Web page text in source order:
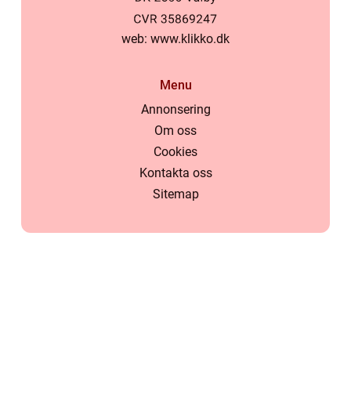
web: www.klikko.dk
Menu
Annonsering
Om oss
Cookies
Kontakta oss
Sitemap